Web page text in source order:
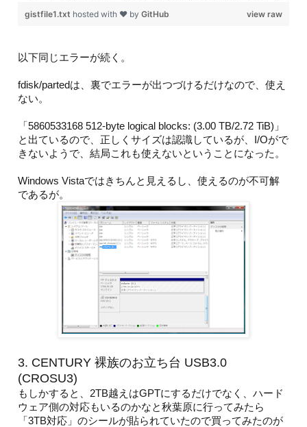
view raw
gistfile1.txt hosted with ❤ by GitHub
以下同じエラーが続く。
fdisk/partedは、裏でエラーが出つづけるだけなので、使え
ない。
「5860533168 512-byte logical blocks: (3.00 TB/2.72 TiB)」
と出ているので、正しくサイズは認識しているが、I/Oがで
きないようで、結局これも使えないということになった。
Windows Vistaではきちんと見えるし、使えるのが不可解
であるが。
3. CENTURY 裸族のお立ち台 USB3.0
(CROSU3)
もしかすると、2TB越えはGPTにするだけでなく、ハード
ウェア側の対応もいるのかなと秋葉原に行ってみたら
「3TB対応」のシールが貼られていたので買ってみたのが